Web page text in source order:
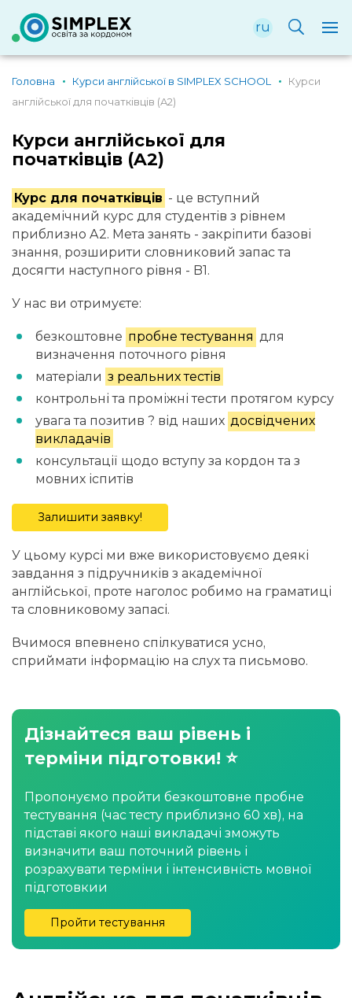
ru
Головна Курси англійської в SIMPLEX SCHOOL
Курси
англійської для початківців (A2)
Курси англійської для
початківців (A2)
Курс для початківців - це вступний
академічний курс для студентів з рівнем
приблизно A2. Мета занять - закріпити базові
знання, розширити словниковий запас та
досягти наступного рівня - B1.
У нас ви отримуєте:
безкоштовне пробне тестування для
визначення поточного рівня
матеріали з реальних тестів
контрольні та проміжні тести протягом курсу
увага та позитив ? від наших досвідчених
викладачів
консультації щодо вступу за кордон та з
мовних іспитів
Залишити заявку!
У цьому курсі ми вже використовуємо деякі
завдання з підручників з академічної
англійської, проте наголос робимо на граматиці
та словниковому запасі.
Вчимося впевнено спілкуватися усно,
сприймати інформацію на слух та письмово.
Дізнайтеся ваш рівень і
терміни підготовки! ⭐
Пропонуємо пройти безкоштовне пробне
тестування (час тесту приблизно 60 хв), на
підставі якого наші викладачі зможуть
визначити ваш поточний рівень і
розрахувати терміни і інтенсивність мовної
підготовкии
Пройти тестування